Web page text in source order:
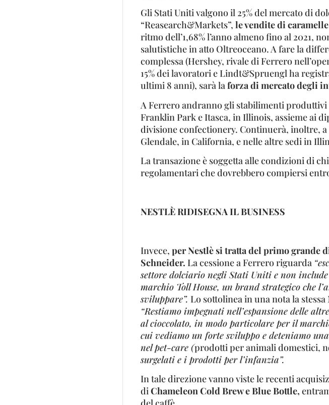
Gli Stati Uniti valgono il 25% del mercato di
“Reasearch&Markets”, le vendite di
ritmo dell’1,68% l’anno almeno fino al 2021,
salutistiche in atto Oltreoceano. A fare la
complessa (Hershey, rivale di Ferrero
15% dei lavoratori e Lindt&Spruengl ha
ultimi 8 anni), sarà laforza di mercato degli
A Ferrero andranno gli stabilimenti produttivi
Franklin Park e Itasca, in Illinois, assieme ai
divisione confectionery. Continuerà, inoltre,
Glendale, in California, e nelle altre sedi in
La transazione è soggetta alle condizioni di
regolamentari che dovrebbero compiersi
NESTLÈ RIDISEGNA IL BUSINESS
Invece, per Nestlè si tratta del primo grande
Schneider. La cessione a Ferrero riguarda
settore dolciario negli Stati Uniti e non
marchio Toll House, un brand strategico che
sviluppare”. Lo sottolinea in una nota la
“Restiamo impegnati nell’espansione delle
al cioccolato, in modo particolare per il
cui vediamo un forte sviluppo e deteniamo
nel pet-care (prodotti per animali domestici,
surgelati e i prodotti per l’infanzia”.
In tale direzione vanno viste le recenti
diChameleon Cold Brew e Blue Bottle,